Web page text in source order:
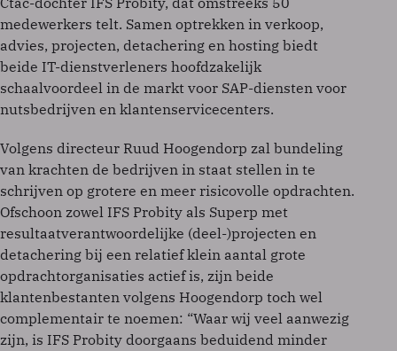
medewerkers telt. Samen optrekken in verkoop,
advies, projecten, detachering en hosting biedt
beide IT-dienstverleners hoofdzakelijk
schaalvoordeel in de markt voor SAP-diensten voor
nutsbedrijven en klantenservicecenters.
Volgens directeur Ruud Hoogendorp zal bundeling
van krachten de bedrijven in staat stellen in te
schrijven op grotere en meer risicovolle opdrachten.
Ofschoon zowel IFS Probity als Superp met
resultaatverantwoordelijke (deel-)projecten en
detachering bij een relatief klein aantal grote
opdrachtorganisaties actief is, zijn beide
klantenbestanten volgens Hoogendorp toch wel
complementair te noemen: “Waar wij veel aanwezig
zijn, is IFS Probity doorgaans beduidend minder